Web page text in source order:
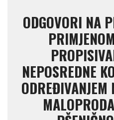
ODGOVORI NA
NEPOSREDNE
ODREĐIVANJEM